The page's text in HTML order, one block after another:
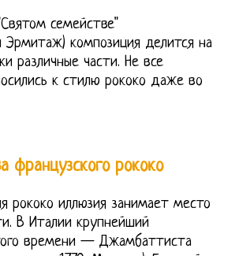
семействе"
Эрмитаж) композиция делится на
различные части. Не все
к стилю рококо даже во
французского рококо
рококо иллюзия занимает место
В Италии крупнейший
времени — Джамбаттиста